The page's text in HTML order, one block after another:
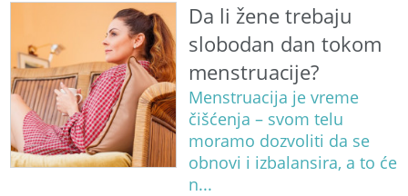
Da li žene trebaju
slobodan dan tokom
menstruacije?
Menstruacija je vreme
čišćenja – svom telu
moramo dozvoliti da se
obnovi i izbalansira, a to će
n...